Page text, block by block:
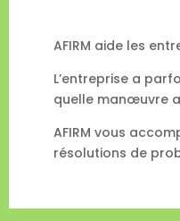
AFIRM aide les
L’entreprise a
quelle manœuvre
AFIRM vous
résolutions de